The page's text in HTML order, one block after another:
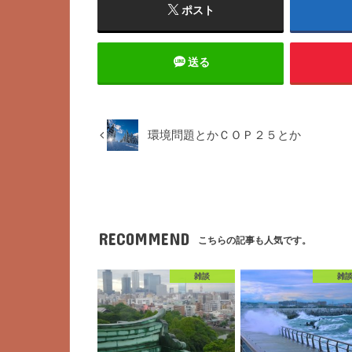
ポスト
送る
環境問題とかＣＯＰ２５とか
RECOMMEND こちらの記事も人気です。
雑談 雑